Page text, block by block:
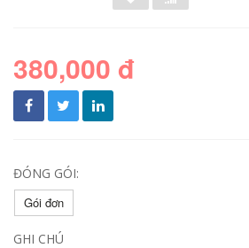
380,000 đ
ĐÓNG GÓI:
Gói đơn
GHI CHÚ